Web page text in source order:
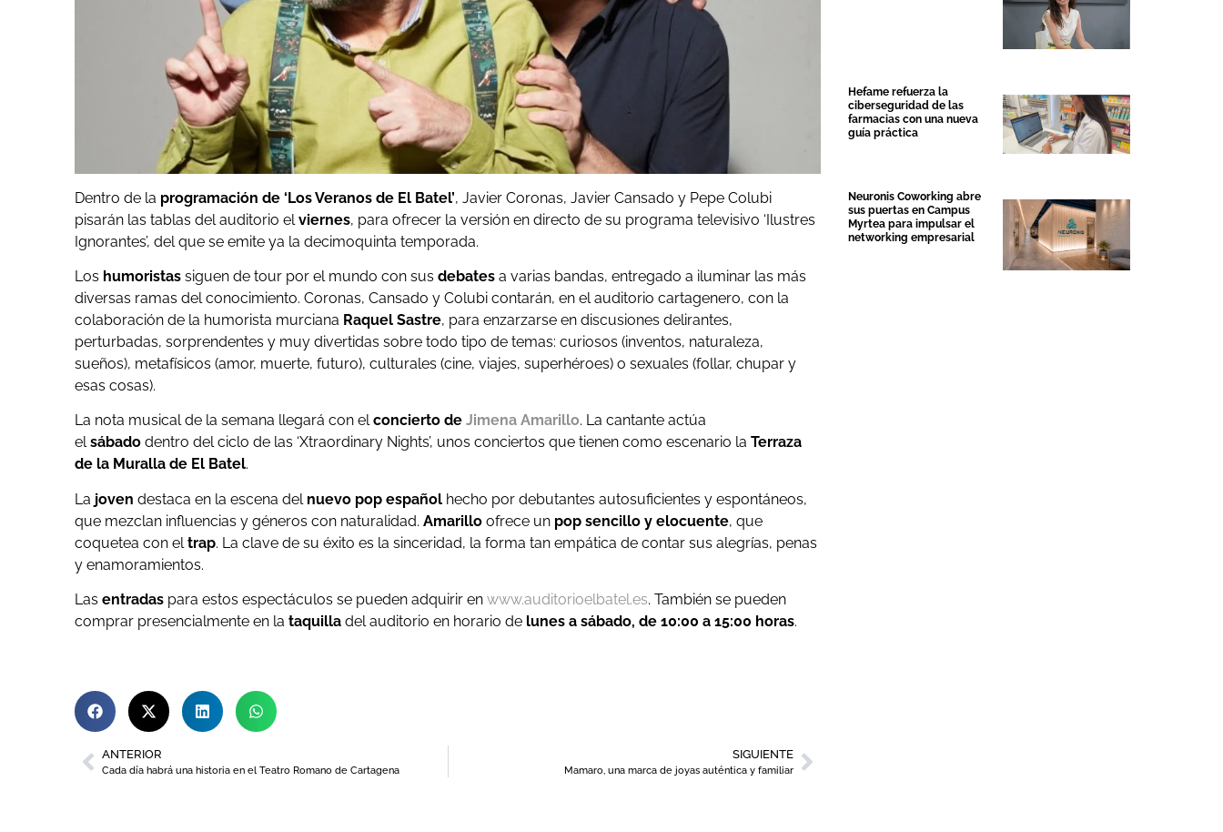
Dentro de la programación de ‘Los Veranos de El Batel’, Javier Coronas, Javier Cansado y Pepe Colubi
pisarán las tablas del auditorio el viernes, para ofrecer la versión en directo de su programa televisivo ‘Ilustres
Ignorantes’, del que se emite ya la decimoquinta temporada.
Los humoristas siguen de tour por el mundo con sus debates a varias bandas, entregado a iluminar las más
diversas ramas del conocimiento. Coronas, Cansado y Colubi contarán, en el auditorio cartagenero, con la
colaboración de la humorista murciana Raquel Sastre, para enzarzarse en discusiones delirantes,
perturbadas, sorprendentes y muy divertidas sobre todo tipo de temas: curiosos (inventos, naturaleza,
sueños), metafísicos (amor, muerte, futuro), culturales (cine, viajes, superhéroes) o sexuales (follar, chupar y
esas cosas).
La nota musical de la semana llegará con elconcierto de Jimena Amarillo. La cantante actúa
elsábado dentro del ciclo de las ‘Xtraordinary Nights’, unos conciertos que tienen como escenario la Terraza
de la Muralla de El Batel.
La joven destaca en la escena del nuevo pop español hecho por debutantes autosuficientes y espontáneos,
que mezclan influencias y géneros con naturalidad. Amarillo ofrece un pop sencillo y elocuente, que
coquetea con el trap. La clave de su éxito es la sinceridad, la forma tan empática de contar sus alegrías, penas
y enamoramientos.
Las entradas para estos espectáculos se pueden adquirir en www.auditorioelbatel.es. También se pueden
comprar presencialmente en la taquilla del auditorio en horario de lunes a sábado, de 10:00 a 15:00 horas.
ANTERIOR
Cada día habrá una historia en el Teatro Romano de Cartagena
SIGUIENTE
Mamaro, una marca de joyas auténtica y familiar
Hefame refuerza la
ciberseguridad de las
farmacias con una nueva
guía práctica
Neuronis Coworking abre
sus puertas en Campus
Myrtea para impulsar el
networking empresarial